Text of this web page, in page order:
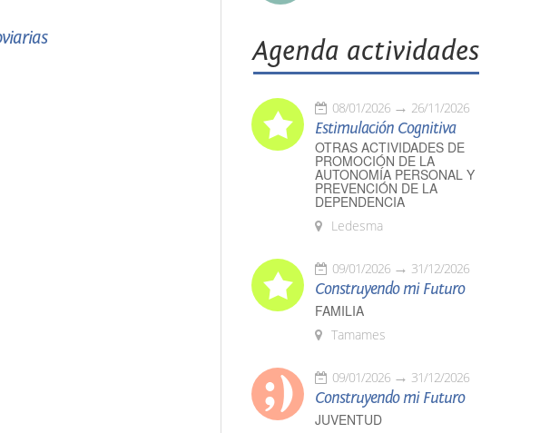
Agenda actividades
08/01/2026 26/11/2026
Estimulación Cognitiva
OTRAS ACTIVIDADES DE
PROMOCIÓN DE LA
AUTONOMÍA PERSONAL Y
PREVENCIÓN DE LA
DEPENDENCIA
Ledesma
09/01/2026 31/12/2026
Construyendo mi Futuro
FAMILIA
Tamames
09/01/2026 31/12/2026
Construyendo mi Futuro
JUVENTUD